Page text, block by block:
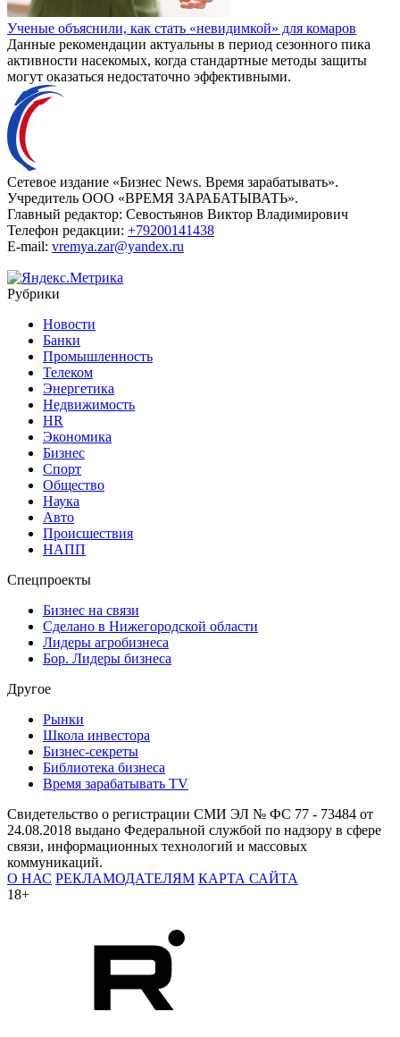
Ученые объяснили, как стать «невидимкой» для комаров
Данные рекомендации актуальны в период сезонного пика
активности насекомых, когда стандартные методы защиты
могут оказаться недостаточно эффективными.
Сетевое издание «Бизнес News. Время зарабатывать».
Учредитель ООО «ВРЕМЯ ЗАРАБАТЫВАТЬ».
Главный редактор: Севостьянов Виктор Владимирович
Телефон редакции: +79200141438
E-mail: vremya.zar@yandex.ru
Рубрики
Новости
Банки
Промышленность
Телеком
Энергетика
Недвижимость
HR
Экономика
Бизнес
Спорт
Общество
Наука
Авто
Происшествия
НАПП
Спецпроекты
Бизнес на связи
Сделано в Нижегородской области
Лидеры агробизнеса
Бор. Лидеры бизнеса
Другое
Рынки
Школа инвестора
Бизнес-секреты
Библиотека бизнеса
Время зарабатывать TV
Свидетельство о регистрации СМИ ЭЛ № ФС 77 - 73484 от
24.08.2018 выдано Федеральной службой по надзору в сфере
связи, информационных технологий и массовых
коммуникаций.
О НАС РЕКЛАМОДАТЕЛЯМ КАРТА САЙТА
18+